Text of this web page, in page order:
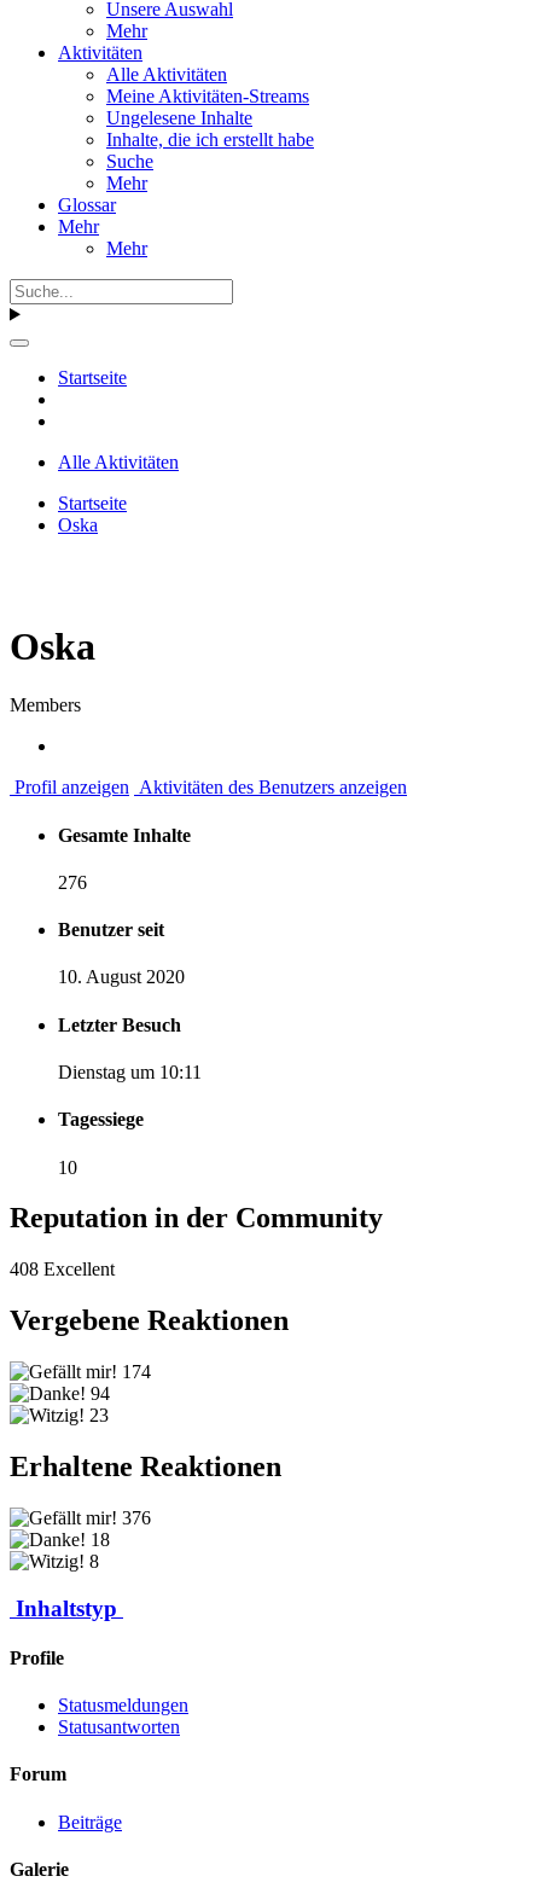
Unsere Auswahl
Mehr
Aktivitäten
Alle Aktivitäten
Meine Aktivitäten-Streams
Ungelesene Inhalte
Inhalte, die ich erstellt habe
Suche
Mehr
Glossar
Mehr
Mehr
Startseite
Alle Aktivitäten
Startseite
Oska
Oska
Members
Profil anzeigen Aktivitäten des Benutzers anzeigen
Gesamte Inhalte
276
Benutzer seit
10. August 2020
Letzter Besuch
Dienstag um 10:11
Tagessiege
10
Reputation in der Community
408 Excellent
Vergebene Reaktionen
174
94
23
Erhaltene Reaktionen
376
18
8
Inhaltstyp
Profile
Statusmeldungen
Statusantworten
Forum
Beiträge
Galerie